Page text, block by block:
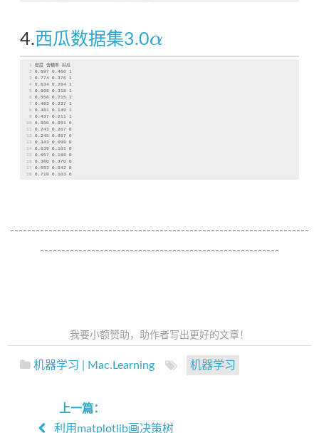
4.西瓜数据集3.0α
α
1
2
3
4
5
6
7
8
9
10
11
12
13
14
15
16
17
18
密度 含糖率 好瓜
0.697 0.460 1
0.774 0.376 1
0.634 0.264
1
0.608 0.318
1
0.556 0.215 1
0.403 0.237
1
0.481 0.149
1
0.437 0.211
1
0.666 0.091
0
0.243 0.267
0
0.245 0.057
0
0.343 0.099
0
0.639 0.161
0
0.657 0.198
0
0.360 0.370 0
0.593 0.042
0
0.719 0.103 0
----------------------------------------------------------------------
--------------------------------------------------------
我要小额赞助，助作者写出更好的文章！
机器学习 | Mac.Learning 机器学习
上一篇：
利用matplotlib画决策树